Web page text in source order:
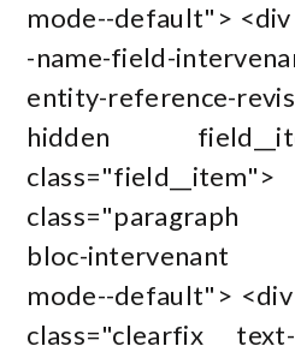
mode--default">
-name-field-
entity-reference-
hidden
class="paragraph
bloc-intervenant
mode--default">
class="clearfix